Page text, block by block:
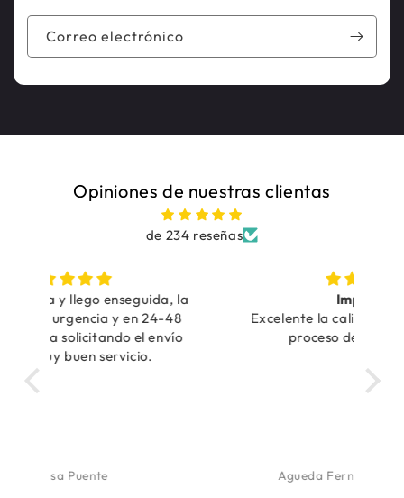
Correo electrónico
Opiniones de nuestras clientas
de 234 reseñas
Impecable
Excelente la calidad del producto y el
proceso de compra online
Agueda Fernandez de Aranguiz